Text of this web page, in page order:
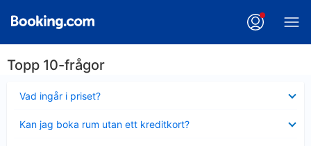
Topp 10-frågor
Vad ingår i priset?
mindre
Kan jag boka rum utan ett kreditkort?
mindre